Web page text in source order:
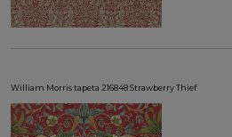
William Morris tapeta 216848 Strawberry Thief